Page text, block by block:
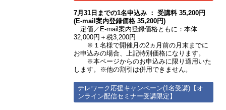
7月31日までの1名申込み ： 受講料 35,200円
(E-mail案内登録価格 35,200円)
定価／E-mail案内登録価格ともに：本体
32,000円＋税3,200円
※１名様で開催月の2ヵ月前の月末までに
お申込みの場合、上記特別価格になります。
※本ページからのお申込みに限り適用いた
します。※他の割引は併用できません。
テレワーク応援キャンペーン(1名受講)【オ
ンライン配信セミナー受講限定】